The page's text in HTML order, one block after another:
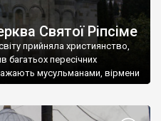
Святої Ріпсіме
прийняла християнство,
багатьох пересічних
мусульманами, вірмени